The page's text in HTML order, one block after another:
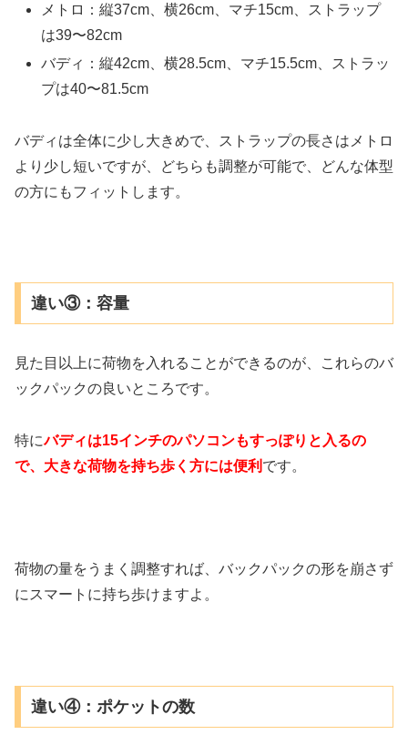
メトロ：縦37cm、横26cm、マチ15cm、ストラップ
は39〜82cm
バディ：縦42cm、横28.5cm、マチ15.5cm、ストラッ
プは40〜81.5cm
バディは全体に少し大きめで、ストラップの長さはメトロ
より少し短いですが、どちらも調整が可能で、どんな体型
の方にもフィットします。
違い③：容量
見た目以上に荷物を入れることができるのが、これらのバ
ックパックの良いところです。
特にバディは15インチのパソコンもすっぽりと入るの
で、大きな荷物を持ち歩く方には便利 です。
荷物の量をうまく調整すれば、バックパックの形を崩さず
にスマートに持ち歩けますよ。
違い④：ポケットの数